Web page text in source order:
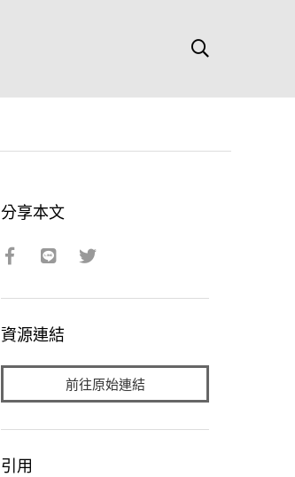
分享本文
資源連結
前往原始連結
引用